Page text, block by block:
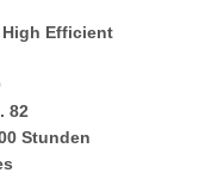
High Efficient
82
Stunden